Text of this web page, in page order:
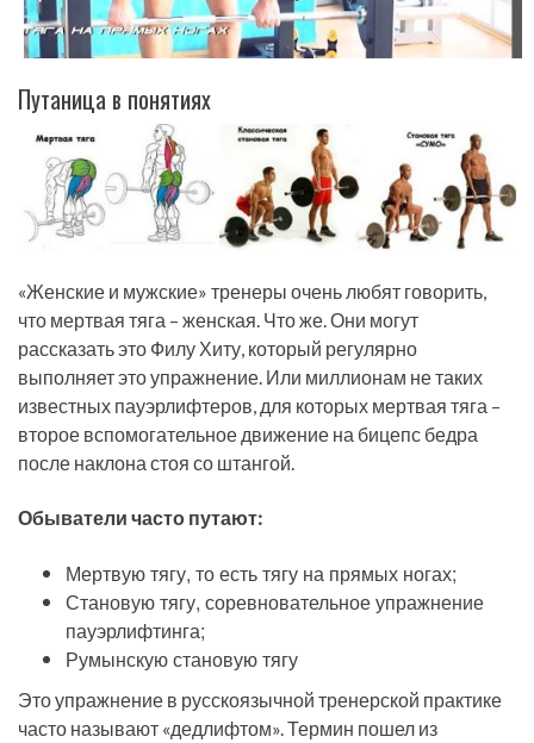
Путаница в понятиях
«Женские и мужские» тренеры очень любят говорить,
что мертвая тяга – женская. Что же. Они могут
рассказать это Филу Хиту, который регулярно
выполняет это упражнение. Или миллионам не таких
известных пауэрлифтеров, для которых мертвая тяга –
второе вспомогательное движение на бицепс бедра
после наклона стоя со штангой.
Обыватели часто путают:
Мертвую тягу, то есть тягу на прямых ногах;
Становую тягу, соревновательное упражнение
пауэрлифтинга;
Румынскую становую тягу
Это упражнение в русскоязычной тренерской практике
часто называют «дедлифтом». Термин пошел из